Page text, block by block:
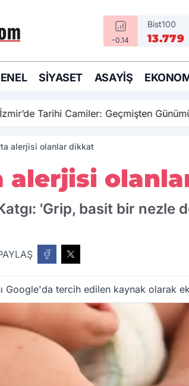
-0.14
Bist100
13.779
SIYASET ASAYIŞ
İzmir’de Tarihi Camiler: Geçmişten
alerjisi olanlar dikkat
alerjisi
'Grip, basit bir
Google'da tercih edilen kaynak olarak